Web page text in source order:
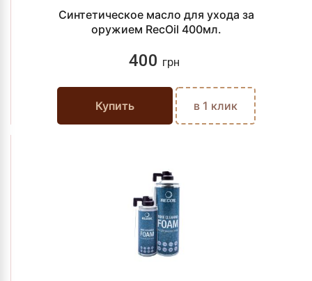
Синтетическое масло для ухода за
оружием RecOil 400мл.
400 грн
Купить в 1 клик